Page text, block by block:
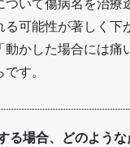
いて傷病名を治
可能性が著しく下
動かした場合には
す。
る場合、どのよう